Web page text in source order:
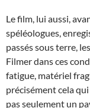
Le film, lui aussi,
spéléologues,
passés sous terre,
Filmer dans ces
fatigue, matériel
précisément cela
pas seulement un